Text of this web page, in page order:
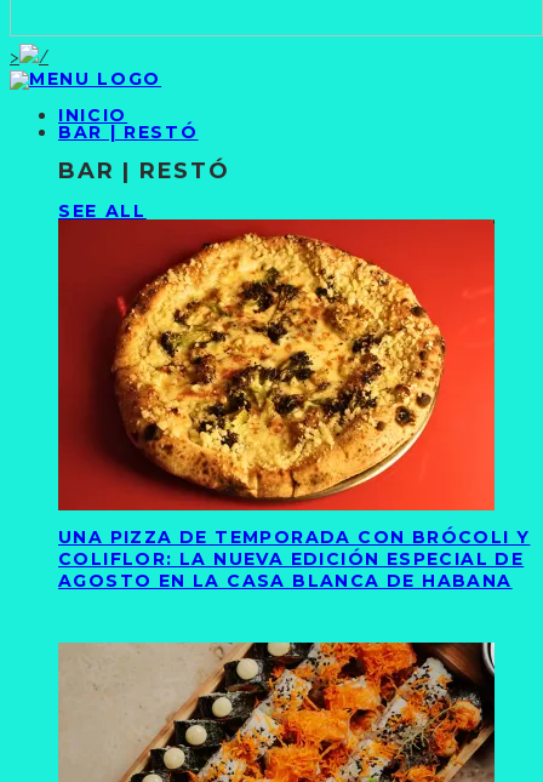
>
INICIO
BAR | RESTÓ
BAR | RESTÓ
SEE ALL
UNA PIZZA DE TEMPORADA CON BRÓCOLI Y
COLIFLOR: LA NUEVA EDICIÓN ESPECIAL DE
AGOSTO EN LA CASA BLANCA DE HABANA